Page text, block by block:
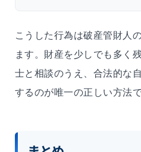
こうした行為は破産管財人
ます。財産を少しでも多く
士と相談のうえ、合法的な
するのが唯一の正しい方法で